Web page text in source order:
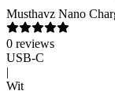
Musthavz Nano
0 reviews
USB-C
|
Wit